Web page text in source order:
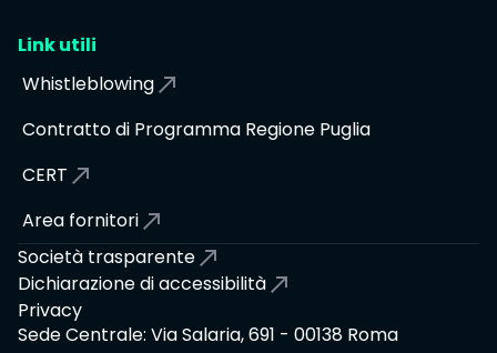
Link utili
Whistleblowing
Contratto di Programma Regione Puglia
CERT
Area fornitori
Società trasparente
Dichiarazione di accessibilità
Privacy
Sede Centrale: Via Salaria, 691 - 00138 Roma